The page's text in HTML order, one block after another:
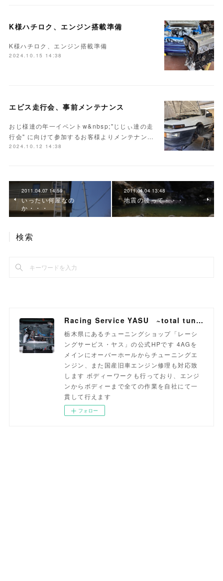
K様ハチロク、エンジン搭載準備
K様ハチロク、エンジン搭載準備
2024.10.15 14:38
エビス走行会、事前メンテナンス
おじ様達の年一イベントw&nbsp;"じじぃ達の走
行会" に向けて参加するお客様よりメンテナン…
2024.10.12 14:38
2011.04.07 14:59
いったい何屋なの
か・・・
2011.04.04 13:48
地震の後って・・・
検索
Racing Service YASU ~total tuning proshop~
栃木県にあるチューニングショップ「レーシ
ングサービス・ヤス」の公式HPです 4AGを
メインにオーバーホールからチューニングエ
ンジン、また国産旧車エンジン修理も対応致
します ボディーワークも行っており、エンジ
ンからボディーまで全ての作業を自社にて一
貫して行えます
フォロー